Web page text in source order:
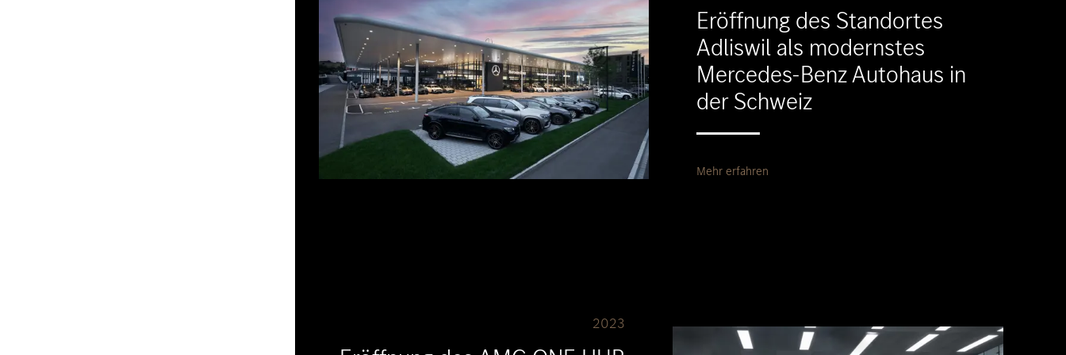
Eröffnung des Standortes
Adliswil als modernstes
Mercedes-Benz Autohaus in
der Schweiz
Mehr erfahren
2023